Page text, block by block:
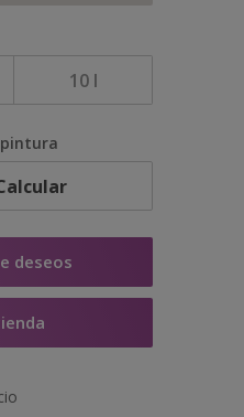
10 l
deseos